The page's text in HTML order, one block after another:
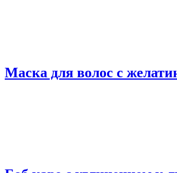
Маска для волос с